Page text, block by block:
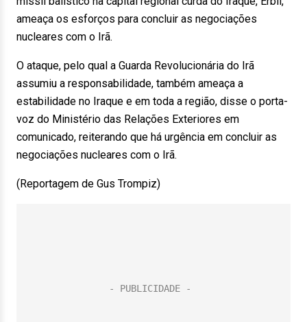
ameaça os esforços para concluir as negociações
nucleares com o Irã.
O ataque, pelo qual a Guarda Revolucionária do Irã
assumiu a responsabilidade, também ameaça a
estabilidade no Iraque e em toda a região, disse o porta-
voz do Ministério das Relações Exteriores em
comunicado, reiterando que há urgência em concluir as
negociações nucleares com o Irã.
(Reportagem de Gus Trompiz)